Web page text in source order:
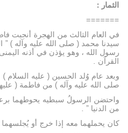
الثمار :
=======
في العام الثالث من الهجرة أنجبت
سيدنا محمد ( صلى الله عليه وآله )
رسول الله ، وهو يؤذن في أذنه
القرآن .
وبعد عام وُلد الحسين ( عليه السلام
صلى الله عليه وآله ) من فاطمة (
واحتضن الرسولُ سبطيه يحوطهما
من الدنيا ” .
كان يحملهما معه إذا خرج أو